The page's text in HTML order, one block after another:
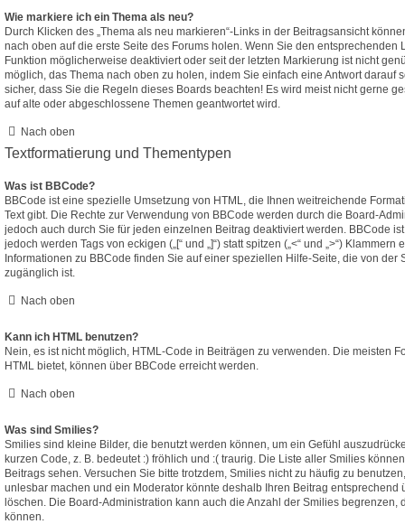
Wie markiere ich ein Thema als neu?
Durch Klicken des „Thema als neu markieren“-Links in der Beitragsansicht
nach oben auf die erste Seite des Forums holen. Wenn Sie den entsprechenden
Funktion möglicherweise deaktiviert oder seit der letzten Markierung ist nicht
möglich, das Thema nach oben zu holen, indem Sie einfach eine Antwort darauf
sicher, dass Sie die Regeln dieses Boards beachten! Es wird meist nicht gerne
auf alte oder abgeschlossene Themen geantwortet wird.
Nach oben
Textformatierung und Thementypen
Was ist BBCode?
BBCode ist eine spezielle Umsetzung von HTML, die Ihnen weitreichende
Text gibt. Die Rechte zur Verwendung von BBCode werden durch die Board-
jedoch auch durch Sie für jeden einzelnen Beitrag deaktiviert werden. BBCode
jedoch werden Tags von eckigen („[“ und „]“) statt spitzen („<“ und „>“)
Informationen zu BBCode finden Sie auf einer speziellen Hilfe-Seite, die von der
zugänglich ist.
Nach oben
Kann ich HTML benutzen?
Nein, es ist nicht möglich, HTML-Code in Beiträgen zu verwenden. Die meisten
HTML bietet, können über BBCode erreicht werden.
Nach oben
Was sind Smilies?
Smilies sind kleine Bilder, die benutzt werden können, um ein Gefühl
kurzen Code, z. B. bedeutet :) fröhlich und :( traurig. Die Liste aller Smilies
Beitrags sehen. Versuchen Sie bitte trotzdem, Smilies nicht zu häufig zu
unlesbar machen und ein Moderator könnte deshalb Ihren Beitrag entsprechend
löschen. Die Board-Administration kann auch die Anzahl der Smilies begrenzen,
können.